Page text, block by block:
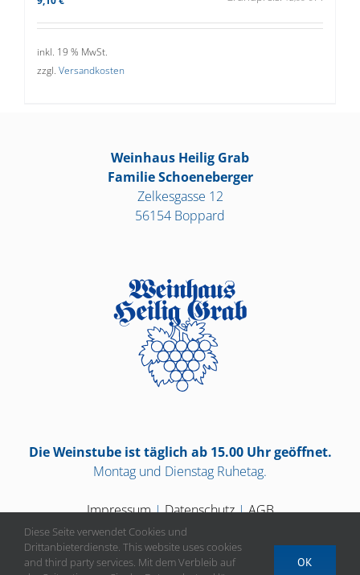
inkl. 19 % MwSt.
zzgl. Versandkosten
Weinhaus Heilig Grab
Familie Schoeneberger
Zelkesgasse 12
56154 Boppard
Die Weinstube ist täglich ab 15.00 Uhr geöffnet.
Montag und Dienstag Ruhetag.
Impressum|Datenschutz|AGB
Diese Seite verwendet Cookies und
Drittanbieterdienste. This website uses cookies
and third party services. Mit dem Verbleib auf
OK